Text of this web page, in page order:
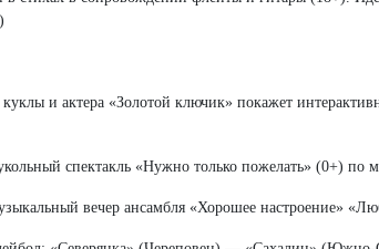
и актера «Золотой ключик» покажет
спектакль «Нужно только пожелать» (0+) по
вечер ансамбля «Хорошее настроение»